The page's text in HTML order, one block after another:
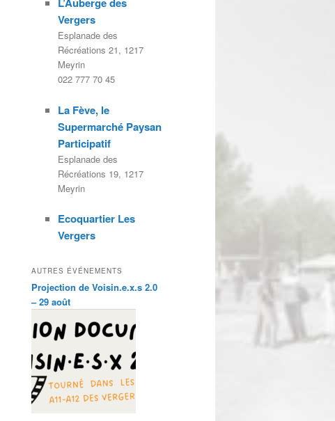
Vergers
Esplanade des
Récréations 21, 1217
Meyrin
022 777 70 45
La Fève, le
Supermarché Paysan
Participatif
Esplanade des
Récréations 19, 1217
Meyrin
Ecoquartier Les
Vergers
AUTRES ÉVÉNEMENTS
Projection de Voisin.e.x.s 2.0
– 29 août